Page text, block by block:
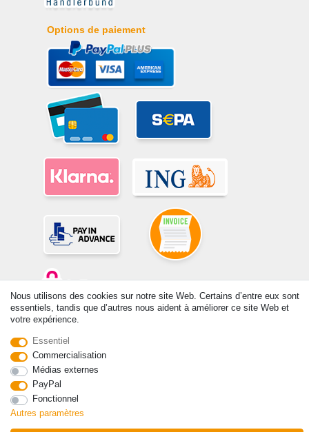
Options de paiement
© Copyright 2026 | Tous droits réservés. -Tous droits réservés – Les
prix indiqués par le Vendeur au moment de la commande sont libellés
en Euros TTC. Les conditions s’appliquent aux livraisons en France !
Nous utilisons des cookies sur notre site Web. Certains d’entre eux sont
essentiels, tandis que d’autres nous aident à améliorer ce site Web et
votre expérience.
Essentiel
Commercialisation
Médias externes
PayPal
Fonctionnel
Autres paramètres
Rétracter le contrat ici